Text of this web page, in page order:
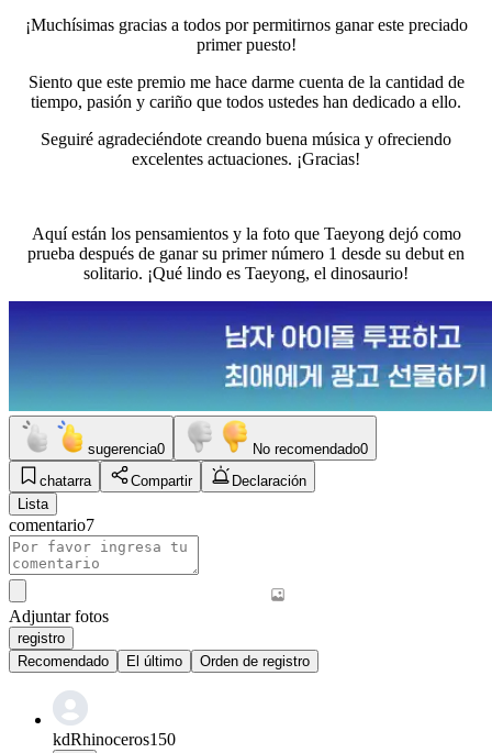
¡Muchísimas gracias a todos por permitirnos ganar este preciado
primer puesto!
Siento que este premio me hace darme cuenta de la cantidad de
tiempo, pasión y cariño que todos ustedes han dedicado a ello.
Seguiré agradeciéndote creando buena música y ofreciendo
excelentes actuaciones. ¡Gracias!
Aquí están los pensamientos y la foto que Taeyong dejó como
prueba después de ganar su primer número 1 desde su debut en
solitario. ¡Qué lindo es Taeyong, el dinosaurio!
sugerencia0 No recomendado0
chatarra
Compartir
Declaración
Lista
comentario7
Adjuntar fotos
registro
Recomendado
El último Orden de registro
kdRhinoceros150